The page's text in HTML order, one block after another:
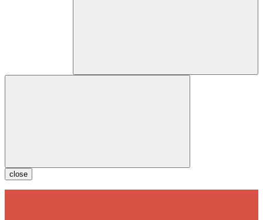
close